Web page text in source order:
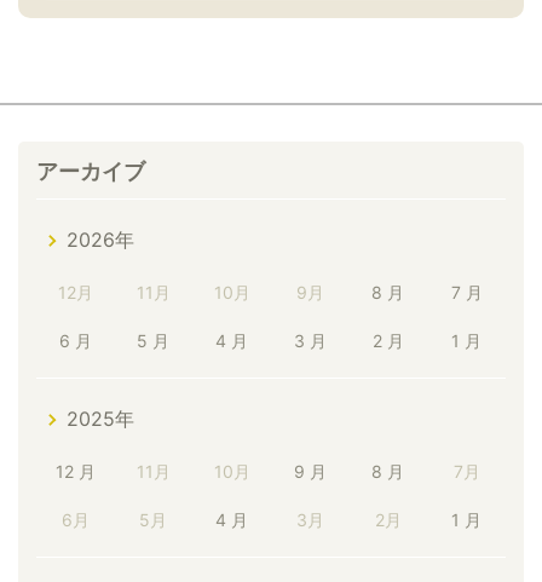
アーカイブ
2026年
12月 11月 10月 9月 8 月 7 月
6 月 5 月 4 月 3 月 2 月 1 月
2025年
12 月 11月 10月 9 月 8 月 7月
6月 5月 4 月 3月 2月 1 月